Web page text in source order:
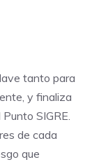
tanto para
y finaliza
SIGRE.
de cada
que